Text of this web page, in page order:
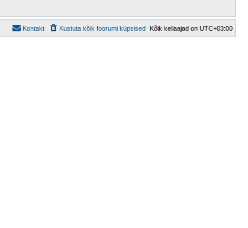
Kõik kellaajad on UTC+03:00
Kustuta kõik foorumi küpsised
Kontakt